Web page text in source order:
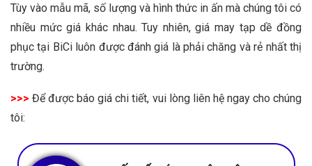
Tùy vào mẫu mã, số lượng và hình thức in ấn mà chúng tôi có
nhiều mức giá khác nhau. Tuy nhiên, giá may tạp dề đồng
phục tại BiCi luôn được đánh giá là phải chăng và rẻ nhất thị
trường.
>>>Để được báo giá chi tiết, vui lòng liên hệ ngay cho chúng
tôi: